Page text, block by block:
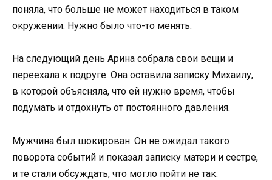
поняла, что больше не может находиться в таком
окружении. Нужно было что-то менять.
На следующий день Арина собрала свои вещи и
переехала к подруге. Она оставила записку Михаилу,
в которой объясняла, что ей нужно время, чтобы
подумать и отдохнуть от постоянного давления.
Мужчина был шокирован. Он не ожидал такого
поворота событий и показал записку матери и сестре,
и те стали обсуждать, что могло пойти не так.